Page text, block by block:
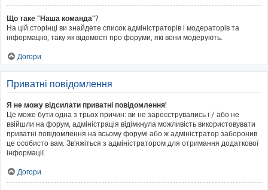
Що таке "Наша команда"?
На цій сторінці ви знайдете список адміністраторів і модераторів та
інформацію, таку як відомості про форуми, які вони модерують.
Догори
Приватні повідомлення
Я не можу відсилати приватні повідомлення!
Це може бути одна з трьох причин: ви не зареєструвались і / або не
ввійшли на форум, адміністрація відімкнула можливість використовувати
приватні повідомлення на всьому форумі або ж адміністратор заборонив
це особисто вам. Зв'яжіться з адміністратором для отримання додаткової
інформації.
Догори